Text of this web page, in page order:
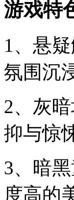
游戏特
1、悬
氛围沉
2、灰
抑与惊
3、暗
度高的